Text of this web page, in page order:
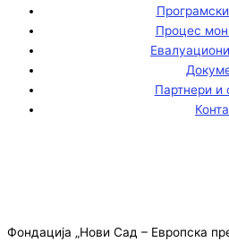
Процес
Партнери и
Фондација „Нови Сад – Европска